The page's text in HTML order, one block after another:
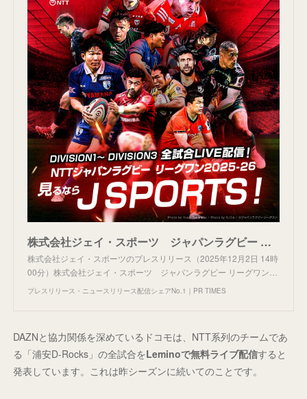
株式会社ジェイ・スポーツ ジャパンラグビー リーグワンとオフィシャルパートナー契約を締結
株式会社ジェイ・スポーツのプレスリリース（2025年12月2日 14時
00分）株式会社ジェイ・スポーツ ジャパンラグビー リーグワン…
プレスリリース・ニュースリリース配信シェアNo.1｜PR TIMES
DAZNと協力関係を深めているドコモは、NTT系列のチームであ
る「浦安D-Rocks」の全試合をLeminoで無料ライブ配信すると
発表しています。これは昨シーズンに続いてのことです。